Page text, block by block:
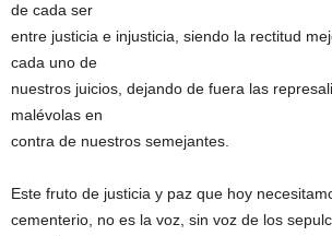
de cada ser
entre justicia e injusticia, siendo la rectitud
cada uno de
nuestros juicios, dejando de fuera las
malévolas en
contra de nuestros semejantes.
Este fruto de justicia y paz que hoy
cementerio, no es la voz, sin voz de los